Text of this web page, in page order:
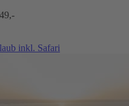
inkl. Safari